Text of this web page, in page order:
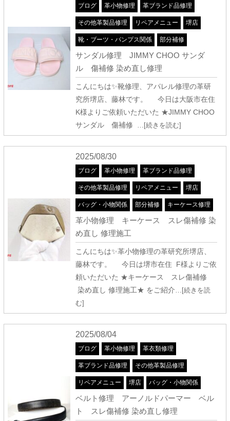
ブログ 革小物修理 革ブランド品修理
その他革製品修理 リペアメニュー 堺店
靴・ブーツ・パンプス関係 部分補修
サンダル修理 JIMMY CHOO サンダ
ル 傷補修 染め直し修理
こんにちは✨靴修理、アパレル修理の革研
究所堺店、藤林です。 今日は大阪市在住
K様よりご依頼いただいた ★JIMMY CHOO
サンダル 傷補修 …[続きを読む]
2025/08/30
ブログ 革小物修理 革ブランド品修理
その他革製品修理 リペアメニュー 堺店
バッグ・小物関係 部分補修 キーケース修理
革小物修理 キーケース スレ傷補修 染
め直し 修理施工
こんにちは✨革小物修理の革研究所堺店、
藤林です。 今日は堺市在住 F様よりご依
頼いただいた ★キーケース スレ傷補修
染め直し 修理施工★ をご紹介…[続きを読
む]
2025/08/04
ブログ 革小物修理 革衣類修理
革ブランド品修理 その他革製品修理
リペアメニュー 堺店 バッグ・小物関係
ベルト修理 アーノルドパーマー ベル
ト スレ傷補修 染め直し修理